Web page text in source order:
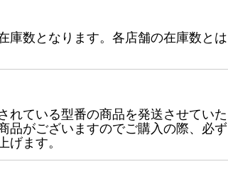
庫数となります。各店舗の在庫数とは
れている型番の商品を発送させていた
品がございますのでご購入の際、必ず
げます。